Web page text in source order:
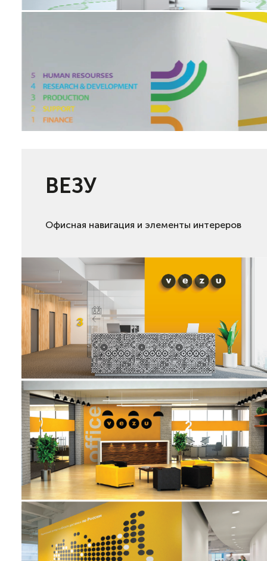
ВЕЗУ
Офисная навигация и элементы интереров